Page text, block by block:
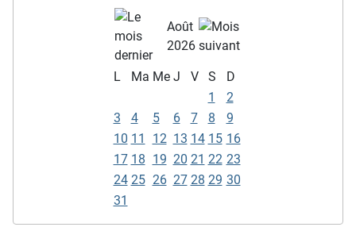
Août
2026
L Ma Me J V S
D
1
2
3
4 5 6 7 8
9
10 11 12 13 14 15 16
17 18 19 20 21 22 23
24 25 26 27 28 29 30
31